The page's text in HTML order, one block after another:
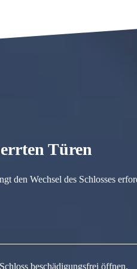
Türen
den Wechsel des Schlosses
beschädigungsfrei öffnen.